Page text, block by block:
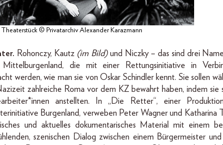
Theaterstück © Privatarchiv Alexander Karazmann
Rohonczy, Kautz (im Bild)und Niczky – das sind drei
die mit einer Rettungsinitiative in
werden, wie man sie von Oskar Schindler kennt. Sie sollen
zahlreiche Roma vor dem KZ bewahrt haben, indem sie
anstellten. In „Die Retter“, einer
Burgenland, verweben Peter Wagner und Katharina
und aktuelles dokumentarisches Material mit einem
szenischen Dialog zwischen einem Bürgermeister